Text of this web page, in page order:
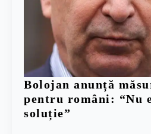
Bolojan anunță
pentru români: “Nu
soluție”